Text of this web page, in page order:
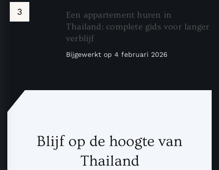
Een appartement huren in
Thailand: complete gids voor langer
verblijf
Bijgewerkt op 4 februari 2026
Blijf op de hoogte van
Thailand